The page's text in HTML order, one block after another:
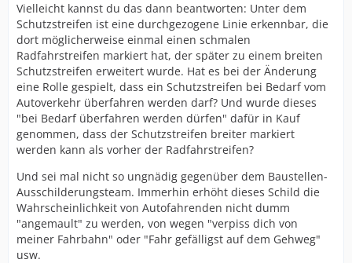
Vielleicht kannst du das dann beantworten: Unter dem
Schutzstreifen ist eine durchgezogene Linie erkennbar, die
dort möglicherweise einmal einen schmalen
Radfahrstreifen markiert hat, der später zu einem breiten
Schutzstreifen erweitert wurde. Hat es bei der Änderung
eine Rolle gespielt, dass ein Schutzstreifen bei Bedarf vom
Autoverkehr überfahren werden darf? Und wurde dieses
"bei Bedarf überfahren werden dürfen" dafür in Kauf
genommen, dass der Schutzstreifen breiter markiert
werden kann als vorher der Radfahrstreifen?
Und sei mal nicht so ungnädig gegenüber dem Baustellen-
Ausschilderungsteam. Immerhin erhöht dieses Schild die
Wahrscheinlichkeit von Autofahrenden nicht dumm
"angemault" zu werden, von wegen "verpiss dich von
meiner Fahrbahn" oder "Fahr gefälligst auf dem Gehweg"
usw.